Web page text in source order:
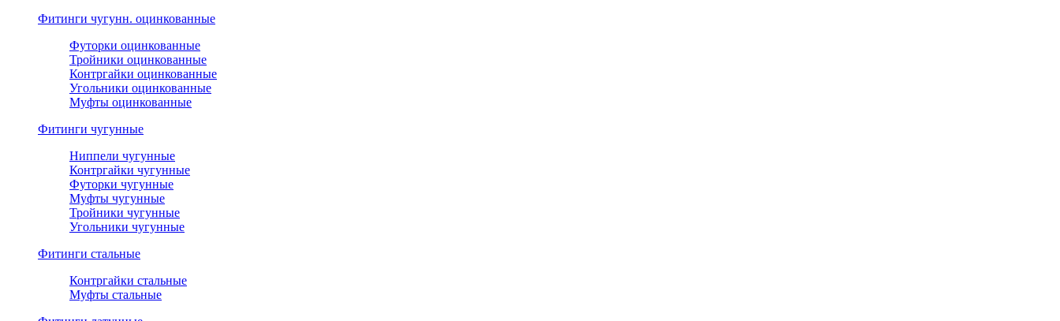
Фитинги чугунн. оцинкованные
Футорки оцинкованные
Тройники оцинкованные
Контргайки оцинкованные
Угольники оцинкованные
Муфты оцинкованные
Фитинги чугунные
Ниппели чугунные
Контргайки чугунные
Футорки чугунные
Муфты чугунные
Тройники чугунные
Угольники чугунные
Фитинги стальные
Контргайки стальные
Муфты стальные